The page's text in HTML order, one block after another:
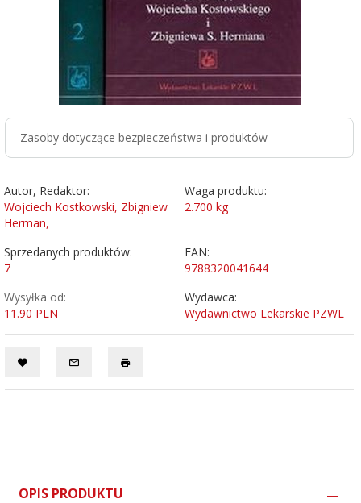
Zasoby dotyczące bezpieczeństwa i produktów
Autor, Redaktor:
Wojciech Kostkowski, Zbigniew
Herman,
Waga produktu:
2.700 kg
Sprzedanych produktów:
7
EAN:
9788320041644
Wysyłka od:
11.90 PLN
Wydawca:
Wydawnictwo Lekarskie PZWL
OPIS PRODUKTU